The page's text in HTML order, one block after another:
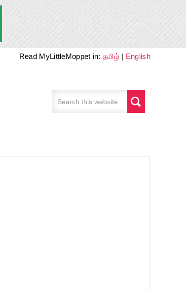
Read MyLittleMoppet in:தமிழ் | English